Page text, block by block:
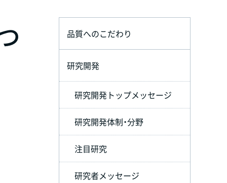
品質へのこだわり
研究開発
研究開発トップメッセージ
研究開発体制・分野
注目研究
研究者メッセージ